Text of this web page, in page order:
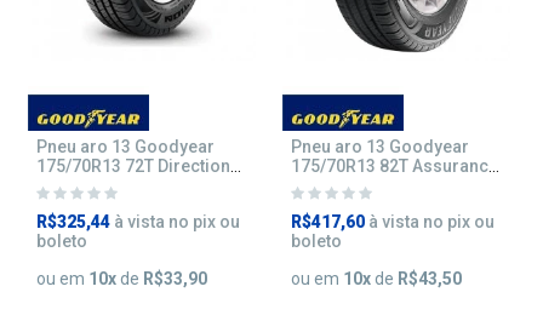
Pneu aro 13 Goodyear
175/70R13 72T Direction
touring
R$325,44 à vista no pix ou
boleto
ou em 10x de R$33,90
Pneu aro 13 Goodyear
175/70R13 82T Assurance
Maxlife
R$417,60 à vista no pix ou
boleto
ou em 10xde R$43,50